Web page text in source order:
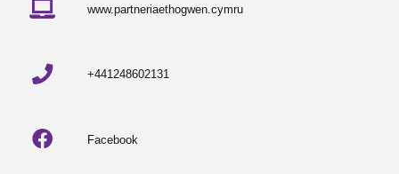
www.partneriaethogwen.cymru
+441248602131
Facebook